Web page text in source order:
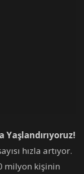
Yaşlandırıyoruz!
hızla artıyor.
milyon kişinin